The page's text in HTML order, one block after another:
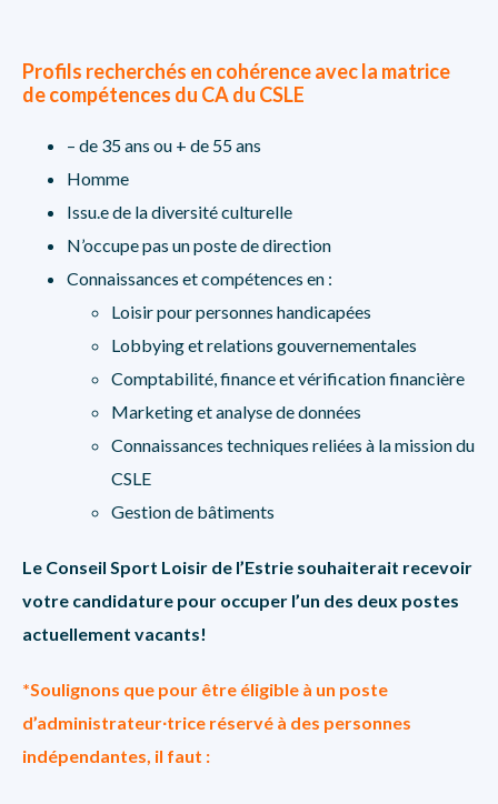
Profils recherchés en cohérence avec la matrice
de compétences du CA du CSLE
– de 35 ans ou + de 55 ans
Homme
Issu.e de la diversité culturelle
N’occupe pas un poste de direction
Connaissances et compétences en :
Loisir pour personnes handicapées
Lobbying et relations gouvernementales
Comptabilité, finance et vérification financière
Marketing et analyse de données
Connaissances techniques reliées à la mission du
CSLE
Gestion de bâtiments
Le Conseil Sport Loisir de l’Estrie souhaiterait recevoir
votre candidature pour occuper l’un des deux postes
actuellement vacants!
*Soulignons que pour être éligible à un poste
d’administrateur∙trice réservé à des personnes
indépendantes, il faut :